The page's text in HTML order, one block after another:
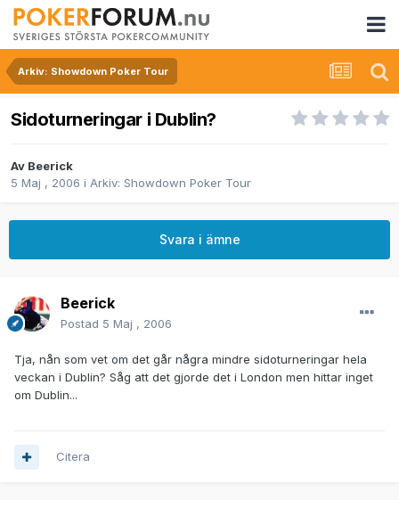
Arkiv: Showdown Poker Tour
Sidoturneringar i Dublin?
Av Beerick
5 Maj , 2006 i Arkiv: Showdown Poker Tour
Svara i ämne
Beerick
Postad 5 Maj , 2006
Tja, nån som vet om det går några mindre sidoturneringar hela
veckan i Dublin? Såg att det gjorde det i London men hittar inget
om Dublin...
Citera